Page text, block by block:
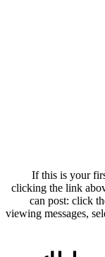
If this is your
clicking the link
can post: click
viewing messages,